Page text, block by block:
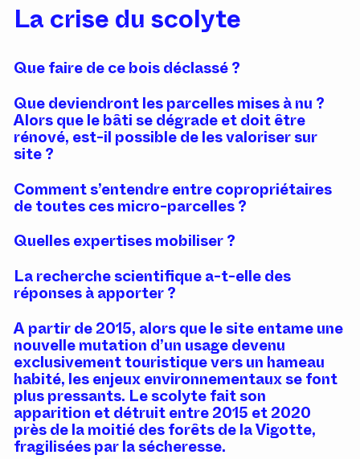
La crise du scolyte
Que faire de ce bois déclassé ?
Que deviendront les parcelles mises à nu ?
Alors que le bâti se dégrade et doit être
rénové, est-il possible de les valoriser sur
site ?
Comment s’entendre entre copropriétaires
de toutes ces micro-parcelles ?
Quelles expertises mobiliser ?
La recherche scientifique a-t-elle des
réponses à apporter ?
A partir de 2015, alors que le site entame une
nouvelle mutation d’un usage devenu
exclusivement touristique vers un hameau
habité, les enjeux environnementaux se font
plus pressants. Le scolyte fait son
apparition et détruit entre 2015 et 2020
près de la moitié des forêts de la Vigotte,
fragilisées par la sécheresse.